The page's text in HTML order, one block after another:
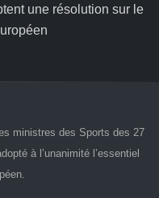
une résolution sur le
ministres des Sports des 27
à l’unanimité l’essentiel